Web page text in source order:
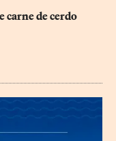
carne de cerdo